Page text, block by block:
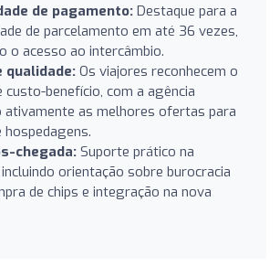
de pagamento:Destaque para a
de parcelamento em até 36 vezes,
o acesso ao intercâmbio.
qualidade:Os viajores reconhecem o
custo-benefício, com a agência
ativamente as melhores ofertas para
hospedagens.
chegada: Suporte prático na
orientação sobre burocracia
de chips e integração na nova